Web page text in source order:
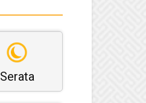
Serata